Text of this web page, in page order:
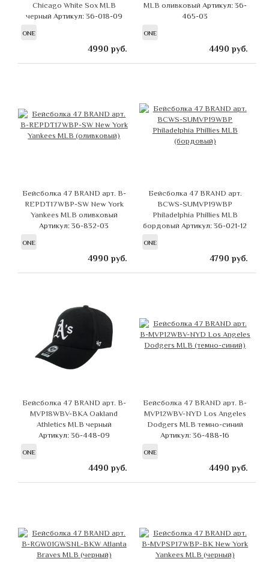
Chicago White Sox MLB
черный Артикул: 36-018-09
ONE
4990 руб.
MLB оливковый Артикул: 36-
465-03
ONE
4490 руб.
Бейсболка 47 BRAND арт. B-
REPDT17WBP-SW New York
Yankees MLB оливковый
Артикул: 36-832-03
ONE
4990 руб.
Бейсболка 47 BRAND арт.
BCWS-SUMVP19WBP
Philadelphia Phillies MLB
бордовыйАртикул: 36-021-12
ONE
4790 руб.
Бейсболка 47 BRAND арт. B-
MVP18WBV-BKA Oakland
Athletics MLB черный
Артикул: 36-448-09
ONE
4490 руб.
Бейсболка 47 BRAND арт. B-
MVP12WBV-NYD Los Angeles
Dodgers MLB темно-синий
Артикул: 36-488-16
ONE
4490 руб.